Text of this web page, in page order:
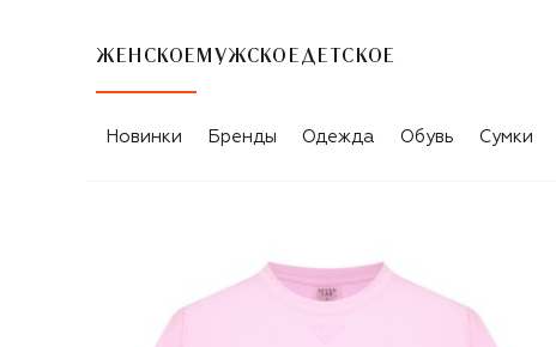
ЖЕНСКОЕ МУЖСКОЕ ДЕТСКОЕ
Новинки Бренды Одежда Обувь Сумки